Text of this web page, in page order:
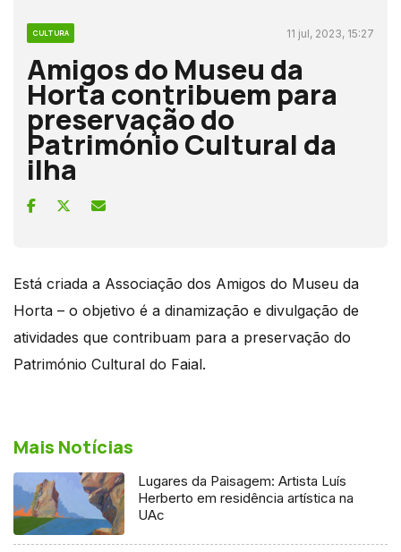
CULTURA 11 jul, 2023, 15:27
Amigos do Museu da
Horta contribuem para
preservação do
Património Cultural da
ilha
Está criada a Associação dos Amigos do Museu da
Horta – o objetivo é a dinamização e divulgação de
atividades que contribuam para a preservação do
Património Cultural do Faial.
Mais Notícias
Lugares da Paisagem: Artista Luís
Herberto em residência artística na
UAc